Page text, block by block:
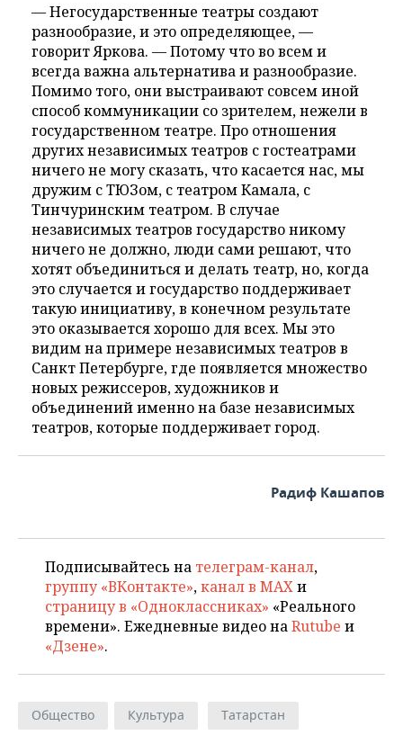
— Негосударственные театры создают
разнообразие, и это определяющее, —
говорит Яркова. — Потому что во всем и
всегда важна альтернатива и разнообразие.
Помимо того, они выстраивают совсем иной
способ коммуникации со зрителем, нежели в
государственном театре. Про отношения
других независимых театров с гостеатрами
ничего не могу сказать, что касается нас, мы
дружим с ТЮЗом, с театром Камала, с
Тинчуринским театром. В случае
независимых театров государство никому
ничего не должно, люди сами решают, что
хотят объединиться и делать театр, но, когда
это случается и государство поддерживает
такую инициативу, в конечном результате
это оказывается хорошо для всех. Мы это
видим на примере независимых театров в
Санкт Петербурге, где появляется множество
новых режиссеров, художников и
объединений именно на базе независимых
театров, которые поддерживает город.
Радиф Кашапов
Подписывайтесь на телеграм-канал,
группу «ВКонтакте»,канал в MAXи
страницу в «Одноклассниках» «Реального
времени». Ежедневные видео наRutube и
«Дзене».
Общество Культура Татарстан